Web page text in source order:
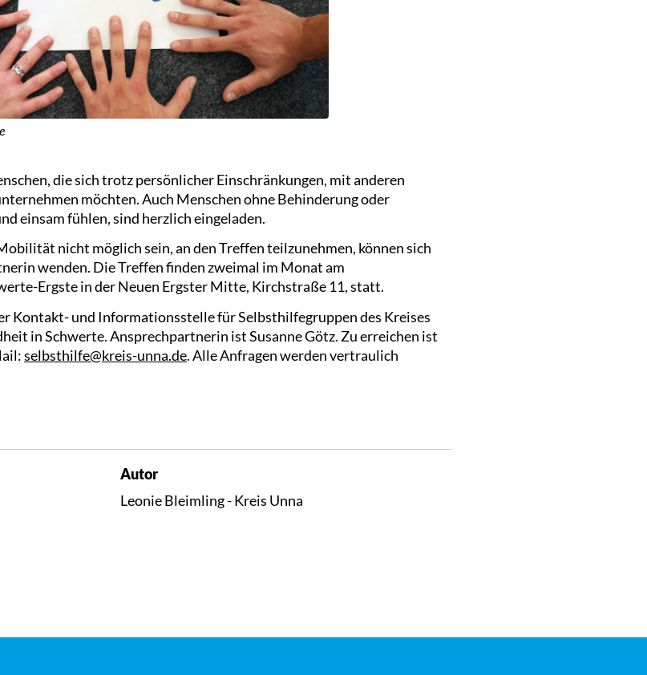
die sich trotz persönlicher Einschränkungen, mit anderen
möchten. Auch Menschen ohne Behinderung oder
einsam fühlen, sind herzlich eingeladen.
nicht möglich sein, an den Treffen teilzunehmen, können sich
wenden. Die Treffen finden zweimal im Monat am
Ergste in der Neuen Ergster Mitte, Kirchstraße 11, statt.
Kontakt- und Informationsstelle für Selbsthilfegruppen des Kreises
in Schwerte. Ansprechpartnerin ist Susanne Götz. Zu erreichen ist
selbsthilfe@kreis-unna.de. Alle Anfragen werden vertraulich
Autor
Leonie Bleimling - Kreis Unna